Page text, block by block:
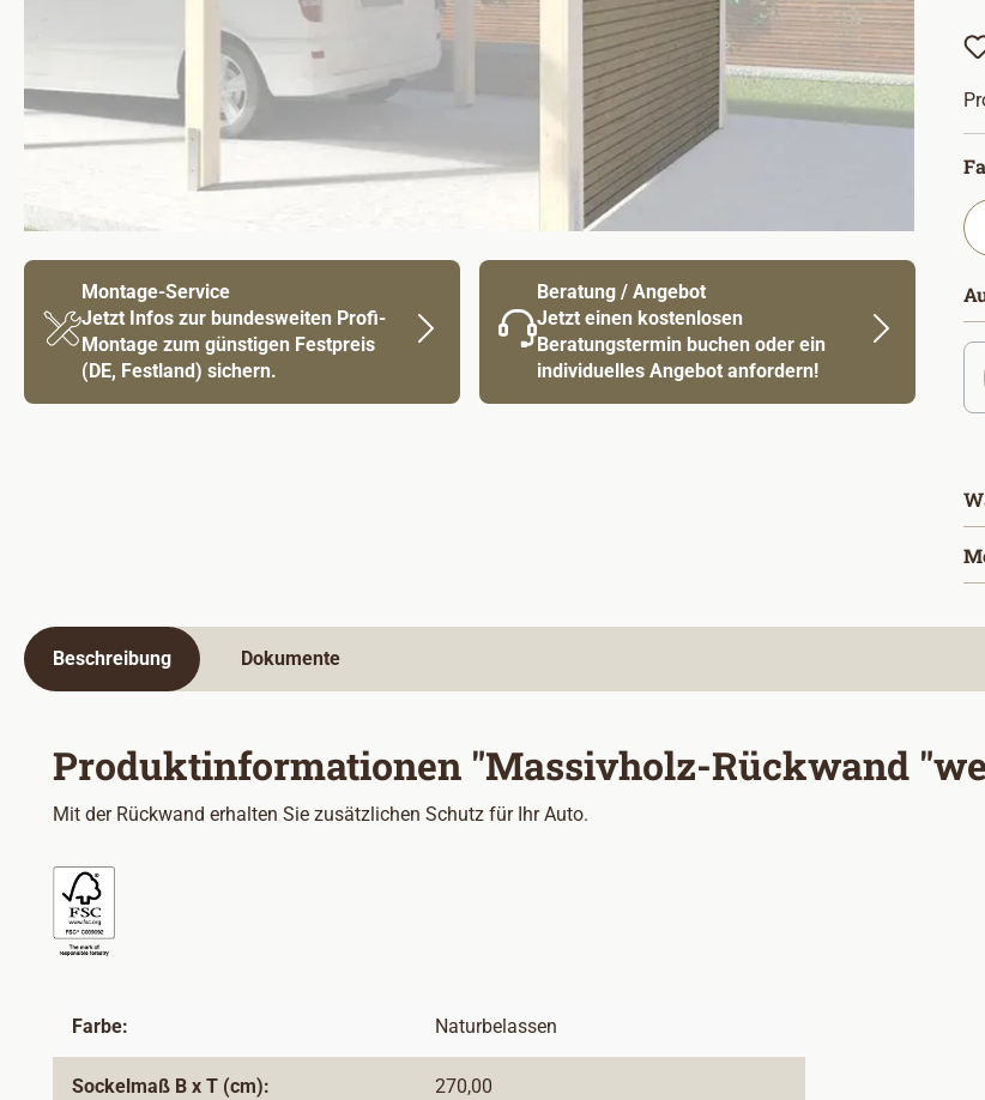
Montage-Service
Jetzt Infos zur bundesweiten Profi-
Montage zum günstigen Festpreis
(DE, Festland) sichern.
Beratung / Angebot
Jetzt einen kostenlosen
Beratungstermin buchen oder ein
individuelles Angebot anfordern!
Beschreibung Dokumente
Produktinformationen "Massivholz-Rückwand
Mit der Rückwand erhalten Sie zusätzlichen Schutz für Ihr Auto.
Farbe: Naturbelassen
Sockelmaß B x T (cm): 270,00